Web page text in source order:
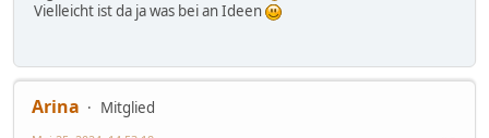
Vielleicht ist da ja was bei an Ideen
Arina
Mitglied